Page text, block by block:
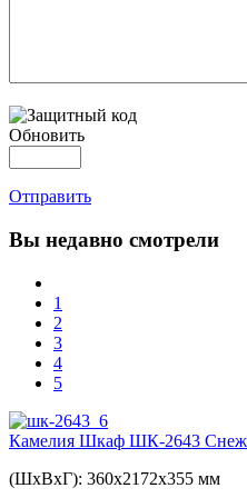
Обновить
Отправить
Вы недавно смотрели
1
2
3
4
5
Камелия Шкаф ШК-2643
(ШхВхГ): 360х2172х355 мм